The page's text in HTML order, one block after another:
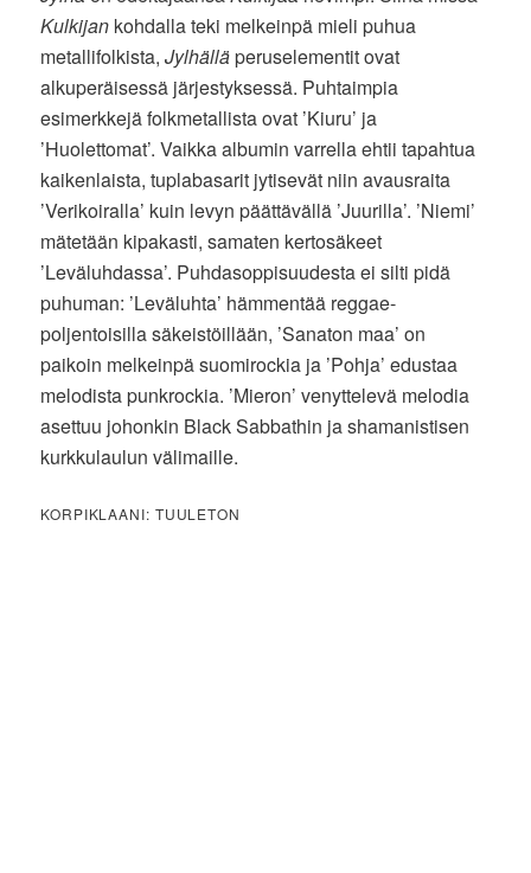
Kulkijan kohdalla teki melkeinpä mieli puhua
metallifolkista,Jylhälläperuselementit ovat
alkuperäisessä järjestyksessä. Puhtaimpia
esimerkkejä folkmetallista ovat ’Kiuru’ ja
’Huolettomat’. Vaikka albumin varrella ehtii tapahtua
kaikenlaista, tuplabasarit jytisevät niin avausraita
’Verikoiralla’ kuin levyn päättävällä ’Juurilla’. ’Niemi’
mätetään kipakasti, samaten kertosäkeet
’Leväluhdassa’. Puhdasoppisuudesta ei silti pidä
puhuman: ’Leväluhta’ hämmentää reggae-
poljentoisilla säkeistöillään, ’Sanaton maa’ on
paikoin melkeinpä suomirockia ja ’Pohja’ edustaa
melodista punkrockia. ’Mieron’ venyttelevä melodia
asettuu johonkin Black Sabbathin ja shamanistisen
kurkkulaulun välimaille.
KORPIKLAANI: TUULETON